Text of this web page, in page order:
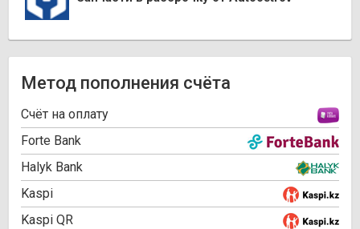
Метод пополнения счёта
Cчёт на оплату
Forte Bank
Halyk Bank
Kaspi
Kaspi QR